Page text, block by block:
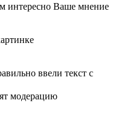
интересно Ваше мнение
ввели текст с
модерацию